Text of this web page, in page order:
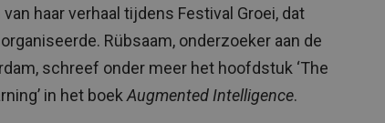
haar verhaal tijdens Festival Groei, dat
Rübsaam, onderzoeker aan de
schreef onder meer het hoofdstuk ‘The
in het boek Augmented Intelligence.